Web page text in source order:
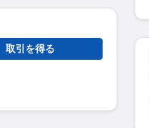
取引を得る